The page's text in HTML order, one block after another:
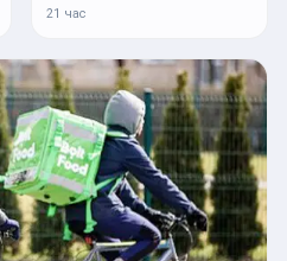
21 час